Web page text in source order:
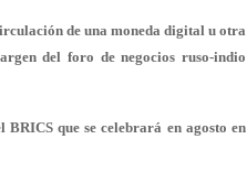
de una moneda digital u otra
del foro de negocios ruso-indio
que se celebrará en agosto en